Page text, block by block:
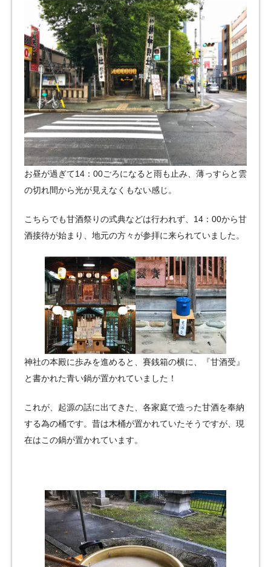
お昼が過ぎて14：00ごろになると雨も止み、薄っすらと雲
の切れ間から光が見えなくもない感じ。
こちらでも甘酒祭りの式典などは行われず、14：00から甘
酒接待が始まり、地元の方々が参拝に来られていました。
神社の本殿に歩みを進めると、賽銭箱の横に、『甘酒受』
と書かれた青い鍋が置かれていました！
これが、起源の話に出てきた、各家庭で造った甘酒を奉納
する為の桶です。昔は木桶が置かれていたそうですが、現
在はこの鍋が置かれています。